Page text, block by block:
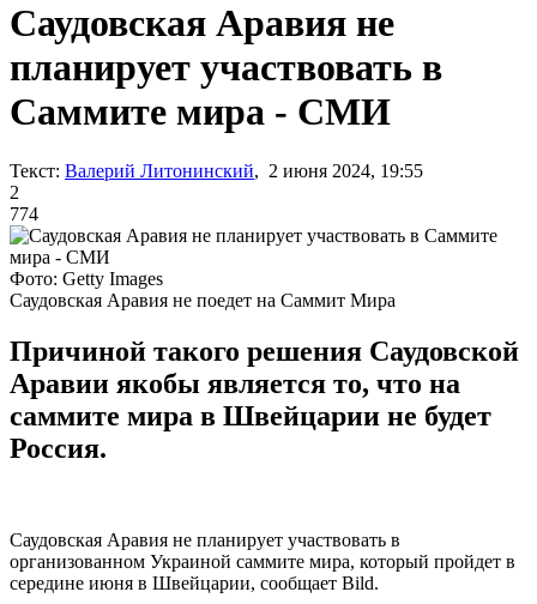
Саудовская Аравия не
планирует участвовать в
Саммите мира - СМИ
Текст: Валерий Литонинский, 2 июня 2024, 19:55
2
774
Фото: Getty Images
Саудовская Аравия не поедет на Саммит Мира
Причиной такого решения Саудовской
Аравии якобы является то, что на
саммите мира в Швейцарии не будет
Россия.
Саудовская Аравия не планирует участвовать в
организованном Украиной саммите мира, который пройдет в
середине июня в Швейцарии, сообщает Bild.